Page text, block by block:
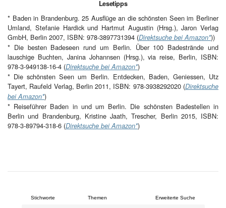
Lesetipps
* Baden in Brandenburg. 25 Ausflüge an die schönsten Seen im Berliner
Umland, Stefanie Hardick und Hartmut Augustin (Hrsg.), Jaron Verlag
GmbH, Berlin 2007, ISBN: 978-3897731394 (Direktsuche bei Amazon*))
* Die besten Badeseen rund um Berlin. Über 100 Badestrände und
lauschige Buchten, Janina Johannsen (Hrsg.), via reise, Berlin, ISBN:
978-3-949138-16-4 (Direktsuche bei Amazon*)
* Die schönsten Seen um Berlin. Entdecken, Baden, Geniessen, Utz
Tayert, Raufeld Verlag, Berlin 2011, ISBN: 978-3938292020 (Direktsuche
bei Amazon*)
* Reiseführer Baden in und um Berlin. Die schönsten Badestellen in
Berlin und Brandenburg, Kristine Jaath, Trescher, Berlin 2015, ISBN:
978-3-89794-318-6 (Direktsuche bei Amazon*)
Stichworte Themen Erweiterte Suche